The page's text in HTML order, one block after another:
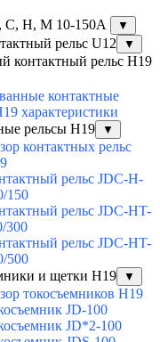
C, H, M 10-150А
▼
рельс U12 ▼
контактный рельс Н19
контактные
характеристики
рельсы H19
▼
контактных рельс
рельс JDC-H-
150
рельс JDC-HT-
300
рельс JDC-HT-
500
и щетки H19
▼
токосъемников H19
JD-100
JD*2-100